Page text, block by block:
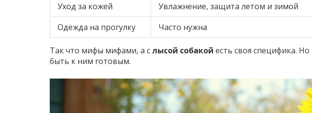
Уход за кожей
Увлажнение, защита летом и зимой
Одежда на прогулку
Часто нужна
Так что мифы мифами, а слысой собакой есть своя специфика.
быть к ним готовым.